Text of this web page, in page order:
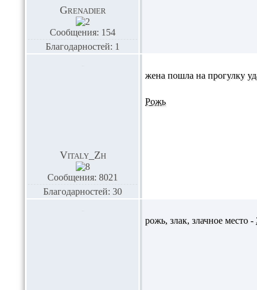
Grenadier
Сообщения: 154
Благодарностей: 1
Vitaly_Zh
Сообщения: 8021
Благодарностей: 30
жена пошла на прогулку
Рожь
рожь, злак, злачное место -